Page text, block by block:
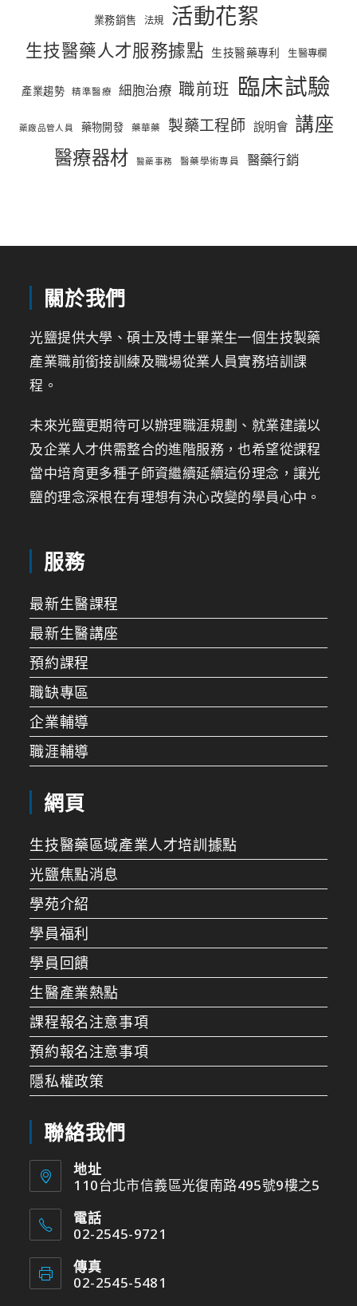
業務銷售 法規 活動花絮
生技醫藥人才服務據點 生技醫藥專利 生醫專欄
產業趨勢 精準醫療 細胞治療 職前班 臨床試驗
藥廠品管人員 藥物開發 藥華藥 製藥工程師 說明會 講座
醫療器材 醫藥事務 醫藥學術專員 醫藥行銷
關於我們
光鹽提供大學、碩士及博士畢業生一個生技製藥
產業職前銜接訓練及職場從業人員實務培訓課
程。
未來光鹽更期待可以辦理職涯規劃、就業建議以
及企業人才供需整合的進階服務，也希望從課程
當中培育更多種子師資繼續延續這份理念，讓光
鹽的理念深根在有理想有決心改變的學員心中。
服務
最新生醫課程
最新生醫講座
預約課程
職缺專區
企業輔導
職涯輔導
網頁
生技醫藥區域產業人才培訓據點
光鹽焦點消息
學苑介紹
學員福利
學員回饋
生醫產業熱點
課程報名注意事項
預約報名注意事項
隱私權政策
聯絡我們
地址
110台北市信義區光復南路495號9樓之5
電話
02-2545-9721
傳真
02-2545-5481